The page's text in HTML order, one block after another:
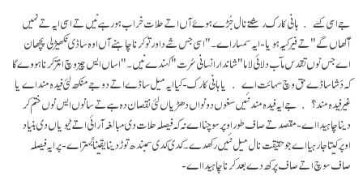
جے اسی کسے ہانی کارک رشتے نال جُڑے ہوۓ آں اتے حلات خراب ہو رہے نیں تے اسی ایہ تے نہیں
آکھاں گے "تے فیر کیہ ہویا- ایہ سمسار اے۔" اسی جس شے دا ورتو کرنا چاہنے آں اوہ ساڈی نکھیڑلی پچھان
اے جس نوں تقدس مآب دلائی لاما " شاندار انسانی سُرت" کہندے نیں۔ "اساں ایس چیز وچ انتر کرنا ہووے گا
کہ دَشا ساڈے حق وچ سہائت اے یا ہانی کارک- کیا ایہ میل ساڈے اتے دوجے منکھ لئی فیدہ مند اے یا
غیر فیدہ مند؟ جے ایہ فیدہ مند نئیں سغوں دونواں دھڑیاں لئی نقصان دہ ہے تے سانوں ایس نوں ختم کر
دینا چاہیدا اے- مقصد تے صاف طور اوپر سوچنا اے نہ کہ فیصلہ حلات دی مبالغہ آرائی اتے ٹیویاں دی بنیاد
اوپر کیتا جا رہیا اے جو حقیقت نال میل نئیں رکھدے۔ کدی کدی سمبندھ توڑ دینا یقیناً بہتر اے- پر ایہ فیصلہ
صاف سوچ اتے صاف پرکھ دے بعد کرنا چاہیدا اے -